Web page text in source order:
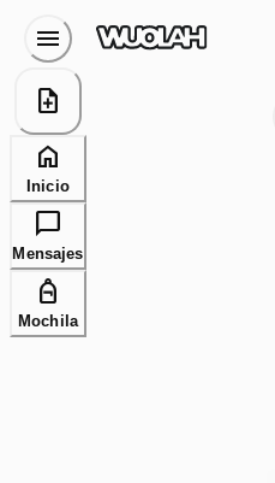
menu
note_add
home
Inicio
chat_bubble
Mensajes
personal_bag
Mochila